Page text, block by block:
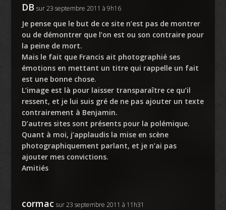
DB sur 23 septembre 2011 à 9h16
Je pense que le but de ce site n’est pas de montrer
ou de démontrer que l’on est ou son contraire pour
la peine de mort.
Mais le fait que Francis ait photographié ses
émotions en mettant un titre qui rappelle un fait
est une bonne chose.
L’image est là pour laisser transparaître ce qu’il
ressent, et je lui suis gré de ne pas ajouter un texte
contrairement à Benjamin.
D’autres sites sont présents pour la polémique.
Quant à moi, j’applaudis la mise en scène
photographiquement parlant, et je n’ai pas
ajouter mes convictions.
Amitiés
cormac sur 23 septembre 2011 à 11h31